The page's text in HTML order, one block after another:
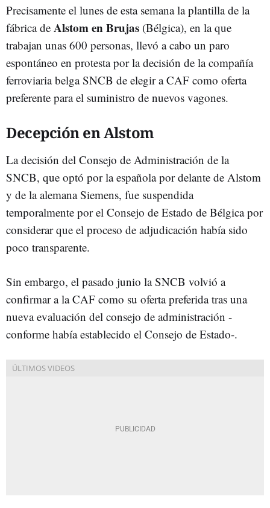
Precisamente el lunes de esta semana la plantilla de la
fábrica de Alstom en Brujas (Bélgica), en la que
trabajan unas 600 personas, llevó a cabo un paro
espontáneo en protesta por la decisión de la compañía
ferroviaria belga SNCB de elegir a CAF como oferta
preferente para el suministro de nuevos vagones.
Decepción en Alstom
La decisión del Consejo de Administración de la
SNCB, que optó por la española por delante de Alstom
y de la alemana Siemens, fue suspendida
temporalmente por el Consejo de Estado de Bélgica por
considerar que el proceso de adjudicación había sido
poco transparente.
Sin embargo, el pasado junio la SNCB volvió a
confirmar a la CAF como su oferta preferida tras una
nueva evaluación del consejo de administración -
conforme había establecido el Consejo de Estado-.